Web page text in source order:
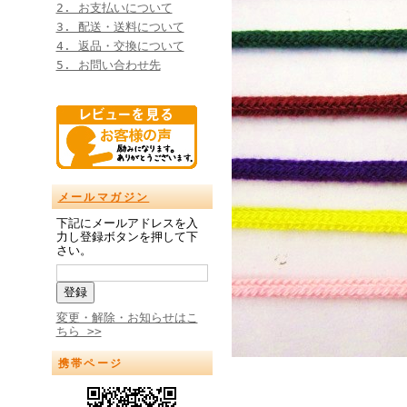
2. お支払いについて
3. 配送・送料について
4. 返品・交換について
5. お問い合わせ先
メールマガジン
下記にメールアドレスを入
力し登録ボタンを押して下
さい。
変更・解除・お知らせはこ
ちら >>
携帯ページ